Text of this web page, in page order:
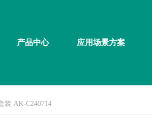
产品中心 应用场景方案
装 AK-C240714